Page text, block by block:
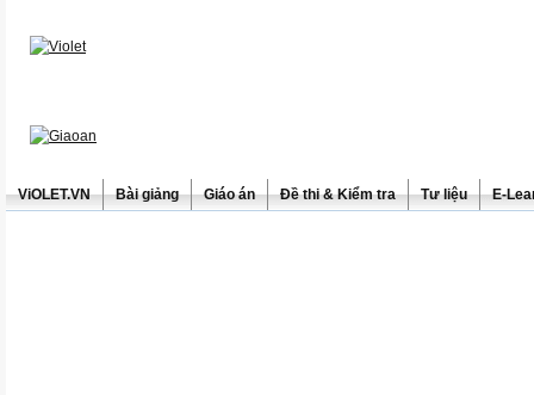
ViOLET.VN Bài giảng Giáo án Đề thi & Kiểm tra Tư liệu E-